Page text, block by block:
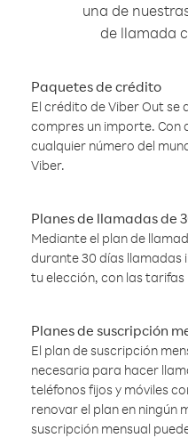
una de
de llamada
Paquetes de crédito
El crédito de Viber Out se
compres un importe. Con
cualquier número del
Viber.
Planes de llamadas de
Mediante el plan de
durante 30 días llamadas
tu elección, con las tarifas
Planes de suscripción
El plan de suscripción
necesaria para hacer
teléfonos fijos y móviles
renovar el plan en ningún
suscripción mensual